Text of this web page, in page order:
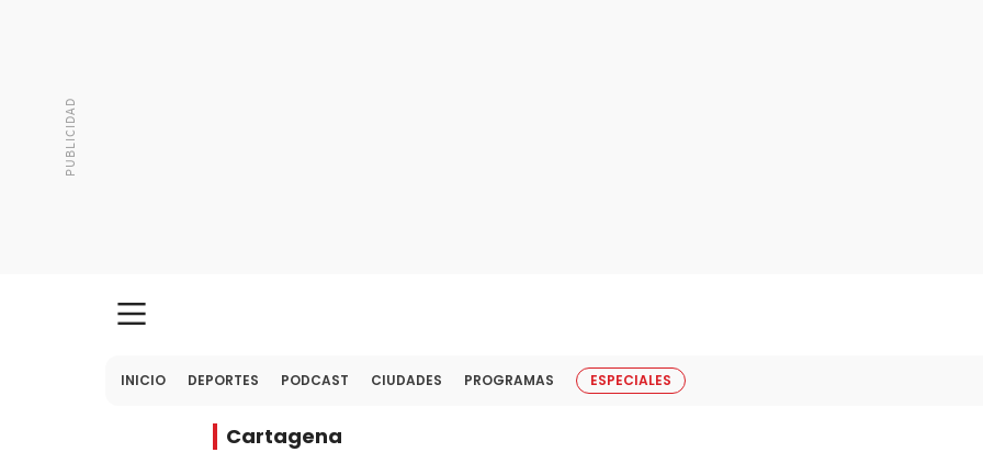
INICIO DEPORTES PODCAST CIUDADES PROGRAMAS ESPECIALES
Cartagena